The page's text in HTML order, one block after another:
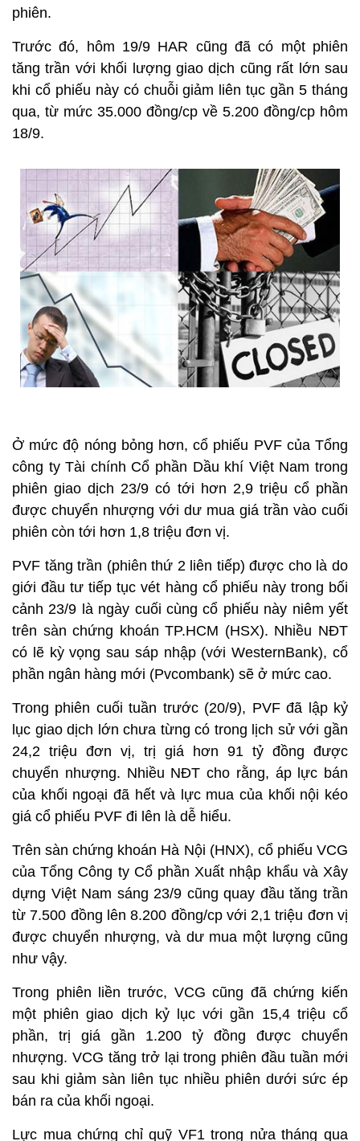
phiên.
Trước đó, hôm 19/9 HAR cũng đã có một phiên
tăng trần với khối lượng giao dịch cũng rất lớn sau
khi cổ phiếu này có chuỗi giảm liên tục gần 5 tháng
qua, từ mức 35.000 đồng/cp về 5.200 đồng/cp hôm
18/9.
Ở mức độ nóng bỏng hơn, cổ phiếu PVF của Tổng
công ty Tài chính Cổ phần Dầu khí Việt Nam trong
phiên giao dịch 23/9 có tới hơn 2,9 triệu cổ phần
được chuyển nhượng với dư mua giá trần vào cuối
phiên còn tới hơn 1,8 triệu đơn vị.
PVF tăng trần (phiên thứ 2 liên tiếp) được cho là do
giới đầu tư tiếp tục vét hàng cổ phiếu này trong bối
cảnh 23/9 là ngày cuối cùng cổ phiếu này niêm yết
trên sàn chứng khoán TP.HCM (HSX). Nhiều NĐT
có lẽ kỳ vọng sau sáp nhập (với WesternBank), cổ
phần ngân hàng mới (Pvcombank) sẽ ở mức cao.
Trong phiên cuối tuần trước (20/9), PVF đã lập kỷ
lục giao dịch lớn chưa từng có trong lịch sử với gần
24,2 triệu đơn vị, trị giá hơn 91 tỷ đồng được
chuyển nhượng. Nhiều NĐT cho rằng, áp lực bán
của khối ngoại đã hết và lực mua của khối nội kéo
giá cổ phiếu PVF đi lên là dễ hiểu.
Trên sàn chứng khoán Hà Nội (HNX), cổ phiếu VCG
của Tổng Công ty Cổ phần Xuất nhập khẩu và Xây
dựng Việt Nam sáng 23/9 cũng quay đầu tăng trần
từ 7.500 đồng lên 8.200 đồng/cp với 2,1 triệu đơn vị
được chuyển nhượng, và dư mua một lượng cũng
như vậy.
Trong phiên liền trước, VCG cũng đã chứng kiến
một phiên giao dịch kỷ lục với gần 15,4 triệu cổ
phần, trị giá gần 1.200 tỷ đồng được chuyển
nhượng. VCG tăng trở lại trong phiên đầu tuần mới
sau khi giảm sàn liên tục nhiều phiên dưới sức ép
bán ra của khối ngoại.
Lực mua chứng chỉ quỹ VF1 trong nửa tháng qua